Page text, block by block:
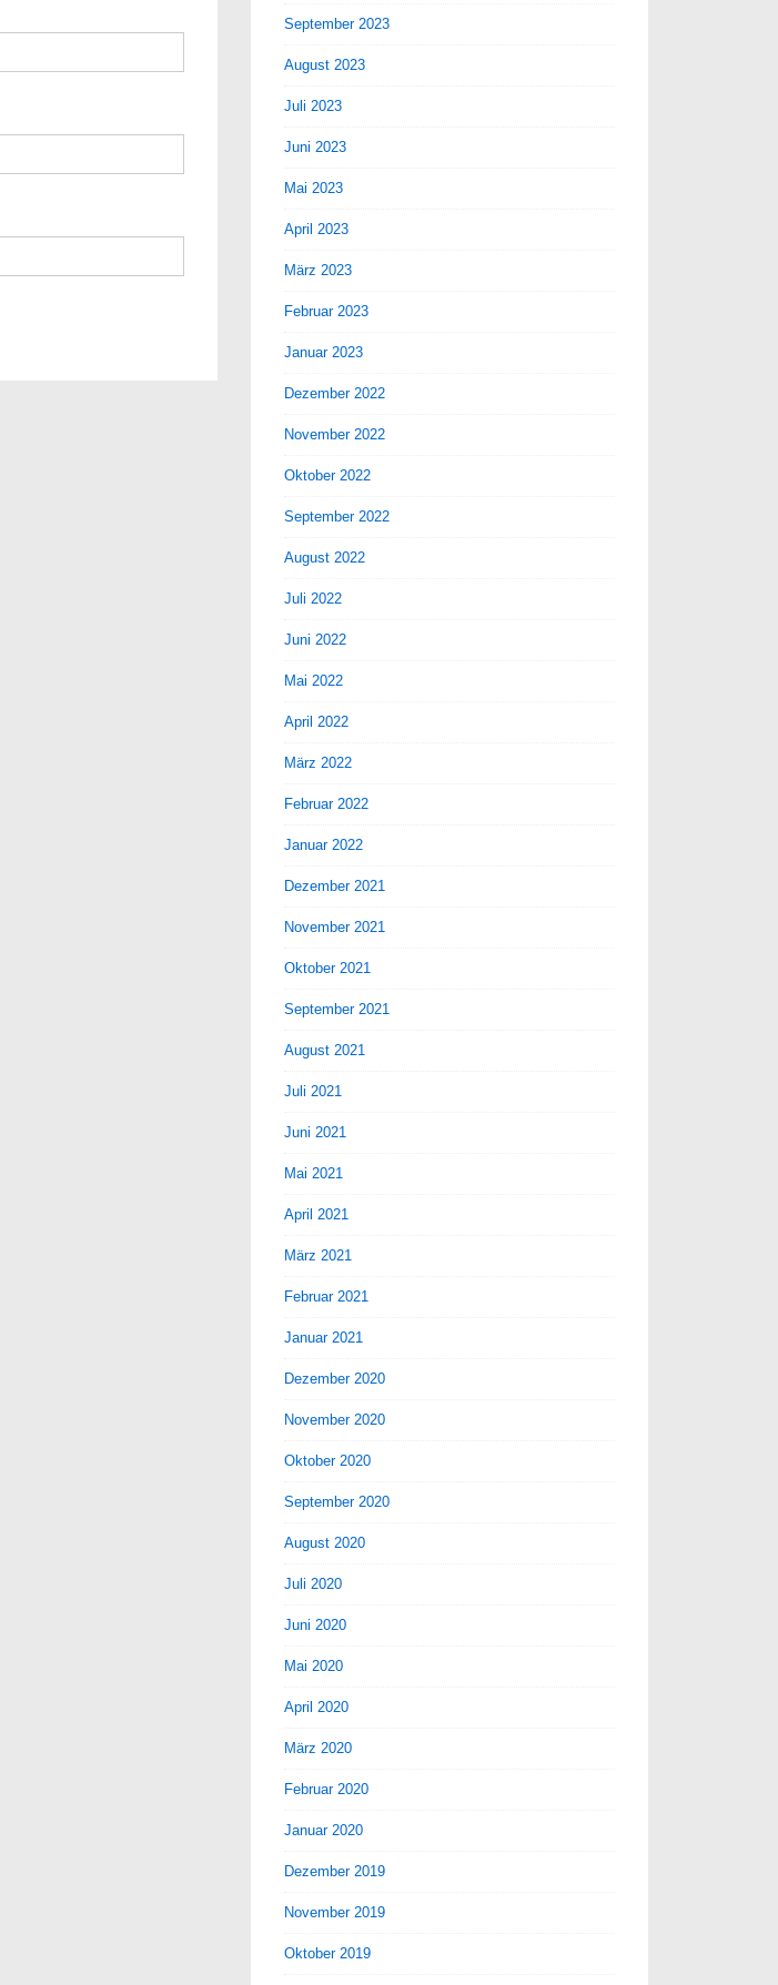
September 2023
August 2023
Juli 2023
Juni 2023
Mai 2023
April 2023
März 2023
Februar 2023
Januar 2023
Dezember 2022
November 2022
Oktober 2022
September 2022
August 2022
Juli 2022
Juni 2022
Mai 2022
April 2022
März 2022
Februar 2022
Januar 2022
Dezember 2021
November 2021
Oktober 2021
September 2021
August 2021
Juli 2021
Juni 2021
Mai 2021
April 2021
März 2021
Februar 2021
Januar 2021
Dezember 2020
November 2020
Oktober 2020
September 2020
August 2020
Juli 2020
Juni 2020
Mai 2020
April 2020
März 2020
Februar 2020
Januar 2020
Dezember 2019
November 2019
Oktober 2019